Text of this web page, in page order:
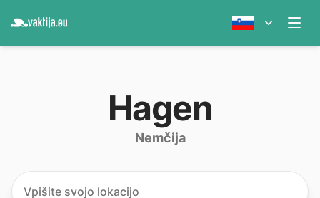
Hagen
Nemčija